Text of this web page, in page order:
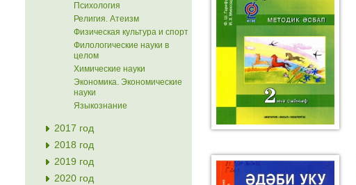
Психология
Религия. Атеизм
Физическая культура и спорт
Филологические науки в
целом
Химические науки
Экономика. Экономические
науки
Языкознание
2017 год
2018 год
2019 год
2020 год